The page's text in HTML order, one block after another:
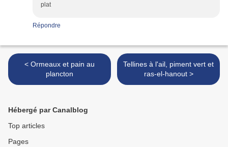
plat
Répondre
< Ormeaux et pain au
plancton
Tellines à l'ail, piment vert et
ras-el-hanout >
Hébergé par Canalblog
Top articles
Pages